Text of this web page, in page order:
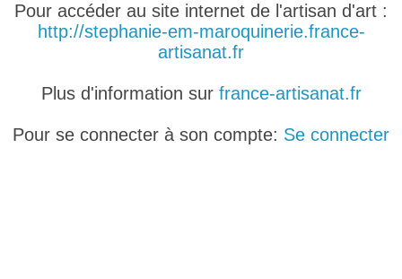
Pour accéder au site internet de l'artisan d'art :
http://stephanie-em-maroquinerie.france-
artisanat.fr
Plus d'information sur france-artisanat.fr
Pour se connecter à son compte: Se connecter